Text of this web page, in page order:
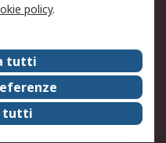
Contattaci
ESG
RS Group
Discovery: il Blog di RS
policy.
tutti
tutti